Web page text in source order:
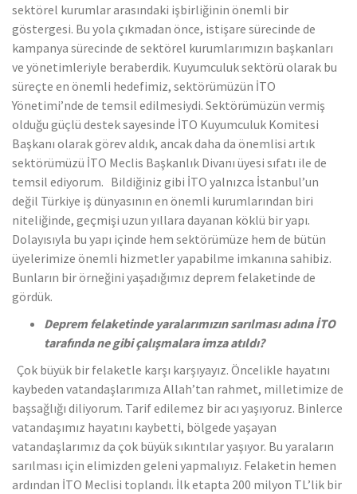
sektörel kurumlar arasındaki işbirliğinin önemli bir
göstergesi. Bu yola çıkmadan önce, istişare sürecinde de
kampanya sürecinde de sektörel kurumlarımızın başkanları
ve yönetimleriyle beraberdik. Kuyumculuk sektörü olarak bu
süreçte en önemli hedefimiz, sektörümüzün İTO
Yönetimi’nde de temsil edilmesiydi. Sektörümüzün vermiş
olduğu güçlü destek sayesinde İTO Kuyumculuk Komitesi
Başkanı olarak görev aldık, ancak daha da önemlisi artık
sektörümüzü İTO Meclis Başkanlık Divanı üyesi sıfatı ile de
temsil ediyorum. Bildiğiniz gibi İTO yalnızca İstanbul’un
değil Türkiye iş dünyasının en önemli kurumlarından biri
niteliğinde, geçmişi uzun yıllara dayanan köklü bir yapı.
Dolayısıyla bu yapı içinde hem sektörümüze hem de bütün
üyelerimize önemli hizmetler yapabilme imkanına sahibiz.
Bunların bir örneğini yaşadığımız deprem felaketinde de
gördük.
Deprem felaketinde yaralarımızın sarılması adına İTO
tarafında ne gibi çalışmalara imza atıldı?
Çok büyük bir felaketle karşı karşıyayız. Öncelikle hayatını
kaybeden vatandaşlarımıza Allah’tan rahmet, milletimize de
başsağlığı diliyorum. Tarif edilemez bir acı yaşıyoruz. Binlerce
vatandaşımız hayatını kaybetti, bölgede yaşayan
vatandaşlarımız da çok büyük sıkıntılar yaşıyor. Bu yaraların
sarılması için elimizden geleni yapmalıyız. Felaketin hemen
ardından İTO Meclisi toplandı. İlk etapta 200 milyon TL’lik bir